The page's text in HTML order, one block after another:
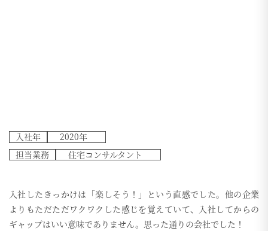
入社年
2020年
担当業務
住宅コンサルタント
入社したきっかけは「楽しそう！」という直感でした。他の企業
よりもただただワクワクした感じを覚えていて、入社してからの
ギャップはいい意味でありません。思った通りの会社でした！